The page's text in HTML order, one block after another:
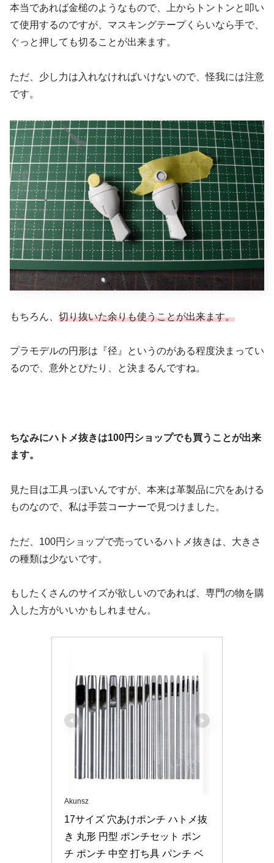
本当であれば金槌のようなもので、上からトントンと叩い
て使用するのですが、マスキングテープくらいなら手で、
ぐっと押しても切ることが出来ます。
ただ、少し力は入れなければいけないので、怪我には注意
です。
もちろん、 切り抜いた余りも使うことが出来ます。
プラモデルの円形は『径』というのがある程度決まってい
るので、意外とぴたり、と決まるんですね。
ちなみにハトメ抜きは100円ショップでも買うことが出来
ます。
見た目は工具っぽいんですが、本来は革製品に穴をあける
ものなので、私は手芸コーナーで見つけました。
ただ、100円ショップで売っているハトメ抜きは、大きさ
の種類は少ないです。
もしたくさんのサイズが欲しいのであれば、専門の物を購
入した方がいいかもしれません。
Akunsz
17サイズ 穴あけポンチ ハトメ抜
き 丸形 円型 ポンチセット ポン
チ ポンチ 中空 打ち具 パンチ ベ